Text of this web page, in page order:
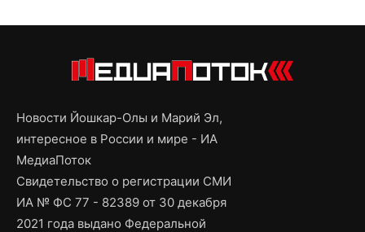
Новости Йошкар-Олы и Марий Эл,
интересное в России и мире - ИА
МедиаПоток
Свидетельство о регистрации СМИ
ИА № ФС 77 - 82389 от 30 декабря
2021 года выдано Федеральной